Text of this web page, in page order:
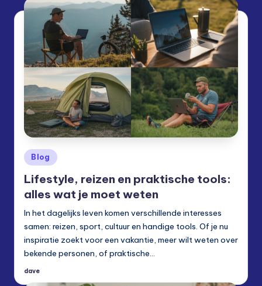
s.
u
Posted
in
Blog
Lifestyle, reizen en praktische tools:
alles wat je moet weten
In het dagelijks leven komen verschillende interesses
samen: reizen, sport, cultuur en handige tools. Of je nu
inspiratie zoekt voor een vakantie, meer wilt weten over
bekende personen, of praktische…
Posted
dave